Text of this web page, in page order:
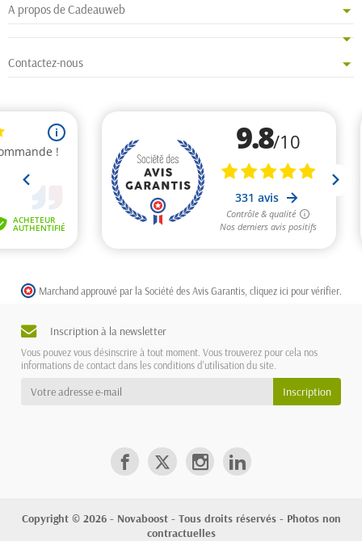
A propos de Cadeauweb
Contactez-nous
Marchand approuvé par la Société des Avis Garantis, cliquez ici pour vérifier
Inscription à la newsletter
Vous pouvez vous désinscrire à tout moment. Vous trouverez pour cela nos
informations de contact dans les conditions d'utilisation du site.
Copyright © 2026 - Novaboost - Tous droits réservés - Photos non
contractuelles